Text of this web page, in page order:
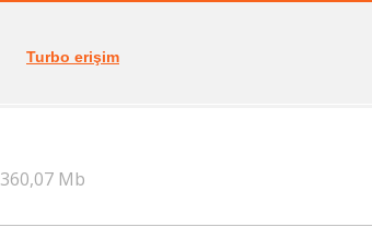
Turbo erişim
360,07 Mb